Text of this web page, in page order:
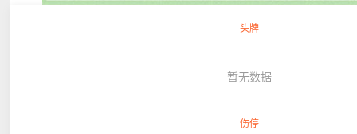
头牌
暂无数据
伤停